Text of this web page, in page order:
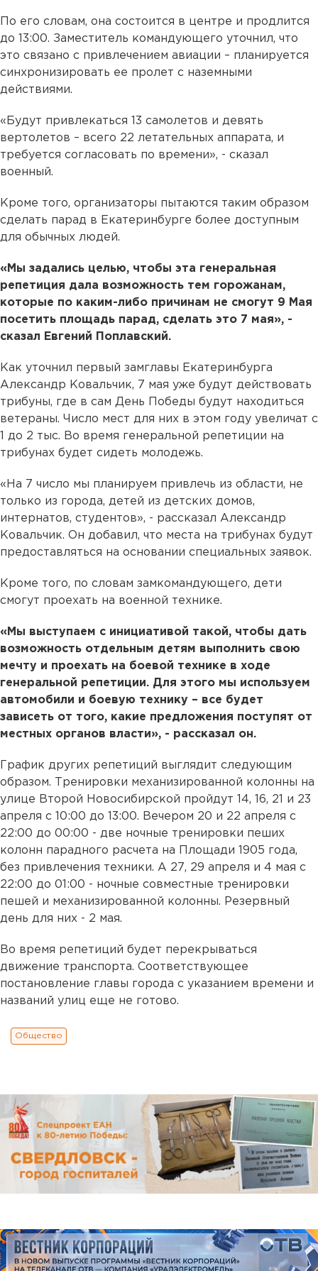
По его словам, она состоится в центре и продлится
до 13:00. Заместитель командующего уточнил, что
это связано с привлечением авиации – планируется
синхронизировать ее пролет с наземными
действиями.
«Будут привлекаться 13 самолетов и девять
вертолетов – всего 22 летательных аппарата, и
требуется согласовать по времени», - сказал
военный.
Кроме того, организаторы пытаются таким образом
сделать парад в Екатеринбурге более доступным
для обычных людей.
«Мы задались целью, чтобы эта генеральная
репетиция дала возможность тем горожанам,
которые по каким-либо причинам не смогут 9 Мая
посетить площадь парад, сделать это 7 мая», -
сказал Евгений Поплавский.
Как уточнил первый замглавы Екатеринбурга
Александр Ковальчик, 7 мая уже будут действовать
трибуны, где в сам День Победы будут находиться
ветераны. Число мест для них в этом году увеличат с
1 до 2 тыс. Во время генеральной репетиции на
трибунах будет сидеть молодежь.
«На 7 число мы планируем привлечь из области, не
только из города, детей из детских домов,
интернатов, студентов», - рассказал Александр
Ковальчик. Он добавил, что места на трибунах будут
предоставляться на основании специальных заявок.
Кроме того, по словам замкомандующего, дети
смогут проехать на военной технике.
«Мы выступаем с инициативой такой, чтобы дать
возможность отдельным детям выполнить свою
мечту и проехать на боевой технике в ходе
генеральной репетиции. Для этого мы используем
автомобили и боевую технику – все будет
зависеть от того, какие предложения поступят от
местных органов власти», - рассказал он.
График других репетиций выглядит следующим
образом. Тренировки механизированной колонны на
улице Второй Новосибирской пройдут 14, 16, 21 и 23
апреля с 10:00 до 13:00. Вечером 20 и 22 апреля с
22:00 до 00:00 - две ночные тренировки пеших
колонн парадного расчета на Площади 1905 года,
без привлечения техники. А 27, 29 апреля и 4 мая с
22:00 до 01:00 - ночные совместные тренировки
пешей и механизированной колонны. Резервный
день для них - 2 мая.
Во время репетиций будет перекрываться
движение транспорта. Соответствующее
постановление главы города с указанием времени и
названий улиц еще не готово.
Общество